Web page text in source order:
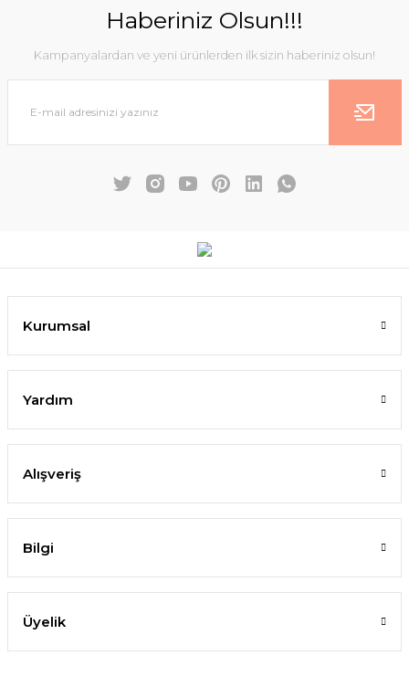
Haberiniz Olsun!!!
Kampanyalardan ve yeni ürünlerden ilk sizin haberiniz olsun!
Kurumsal
Yardım
Alışveriş
Bilgi
Üyelik